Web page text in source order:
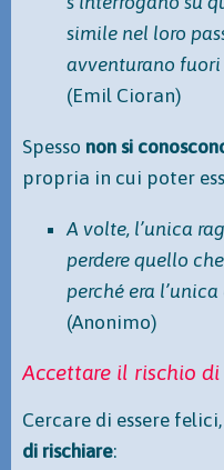
simile nel loro
avventurano
(Emil Cioran)
Spesso non si
propria in cui poter
A volte, l’unica
perdere quello
perché era
(Anonimo)
Accettare il rischio di
Cercare di essere
di rischiare: